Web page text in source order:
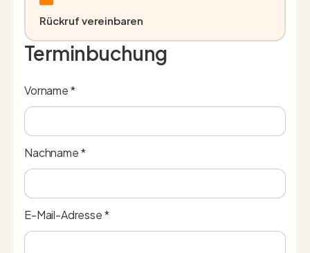
Rückruf vereinbaren
Terminbuchung
Vorname *
Nachname *
E-Mail-Adresse *